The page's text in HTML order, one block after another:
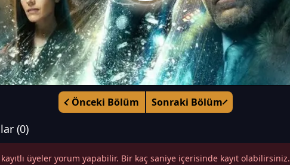
Önceki Bölüm Sonraki Bölüm
(0)
üyeler yorum yapabilir. Bir kaç saniye içerisinde kayıt olabilirsiniz.